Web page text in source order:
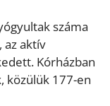
száma
az aktív
Kórházban
közülük 177-en